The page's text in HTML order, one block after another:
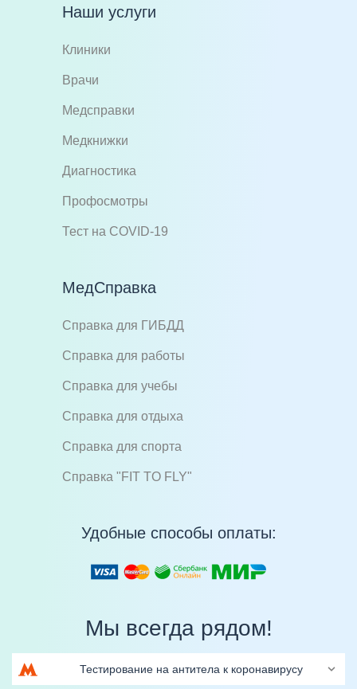
Наши услуги
Клиники
Врачи
Медсправки
Медкнижки
Диагностика
Профосмотры
Тест на COVID-19
МедСправка
Справка для ГИБДД
Справка для работы
Справка для учебы
Справка для отдыха
Справка для спорта
Справка "FIT TO FLY"
Удобные способы оплаты:
Мы всегда рядом!
Тестирование на антитела к коронавирусу